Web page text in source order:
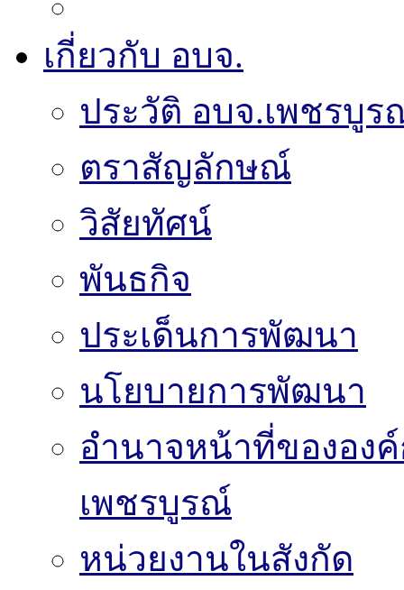
เกี่ยวกับ อบจ.
ประวัติ อบจ.เพชรบูร
ตราสัญลักษณ์
วิสัยทัศน์
พันธกิจ
ประเด็นการพัฒนา
นโยบายการพัฒนา
อำนาจหน้าที่ขององ
เพชรบูรณ์
หน่วยงานในสังกัด